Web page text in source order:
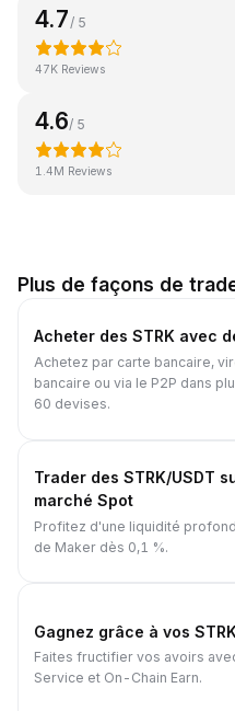
4.7/ 5
47K Reviews
4.6/ 5
1.4M Reviews
Plus de façons de
Acheter des STRK avec
Achetez par carte bancaire,
bancaire ou via le P2P dans
60 devises.
Trader des STRK/USDT
marché Spot
Profitez d'une liquidité
de Maker dès 0,1 %.
Gagnez grâce à vos STRK
Faites fructifier vos avoirs
Service et On-Chain Earn.